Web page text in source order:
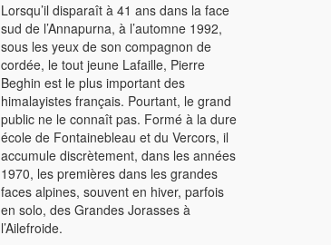
Lorsqu’il disparaît à 41 ans dans la face
sud de l’Annapurna, à l’automne 1992,
sous les yeux de son compagnon de
cordée, le tout jeune Lafaille, Pierre
Beghin est le plus important des
himalayistes français. Pourtant, le grand
public ne le connaît pas. Formé à la dure
école de Fontainebleau et du Vercors, il
accumule discrètement, dans les années
1970, les premières dans les grandes
faces alpines, souvent en hiver, parfois
en solo, des Grandes Jorasses à
l’Ailefroide.